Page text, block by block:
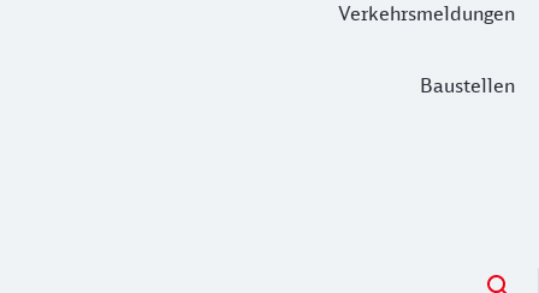
Verkehrsmeldungen
Baustellen